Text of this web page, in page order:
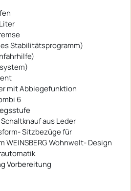
Stabilitätsprogramm)
mit Abbiegefunktion
6
aus Leder
Sitzbezüge für
WEINSBERG Wohnwelt- Design
Vorbereitung